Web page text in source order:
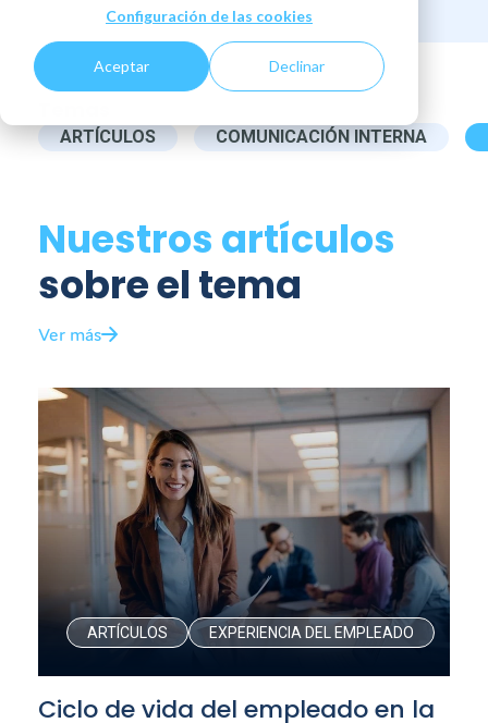
Configuración de las cookies
Aceptar Declinar
ARTÍCULOS COMUNICACIÓN INTERNA
Nuestros artículos
sobre el tema
Ver más
ARTÍCULOS EXPERIENCIA DEL EMPLEADO
Ciclo de vida del empleado en la